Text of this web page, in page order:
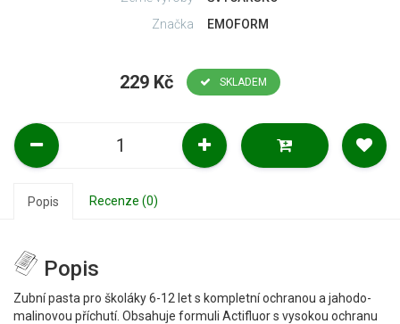
Značka
EMOFORM
229 Kč SKLADEM
Popis Recenze (0)
Popis
Zubní pasta pro školáky 6-12 let s kompletní ochranou a jahodo-
malinovou příchutí. Obsahuje formuli Actifluor s vysokou ochranu